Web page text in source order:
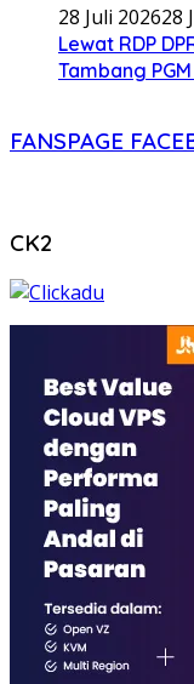
28 Juli 202628
Lewat RDP
Tambang
FANSPAGE
CK2